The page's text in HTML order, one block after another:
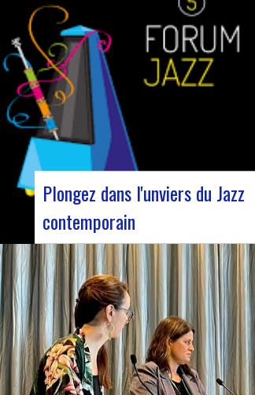
Plongez dans l'unviers du Jazz
contemporain
Forum Jazz 2023 Pour sa 5ème édition, le
Forum Jazz s’installe à Lyon, du 29 novembre
au 2 décembre 2023, pour 3 jours dédiés
aux passionnés de jazz. Cet événement
d’envergure promet une immersion totale
dans l’univers musical riche et éclectique
du jazz, réunissant…